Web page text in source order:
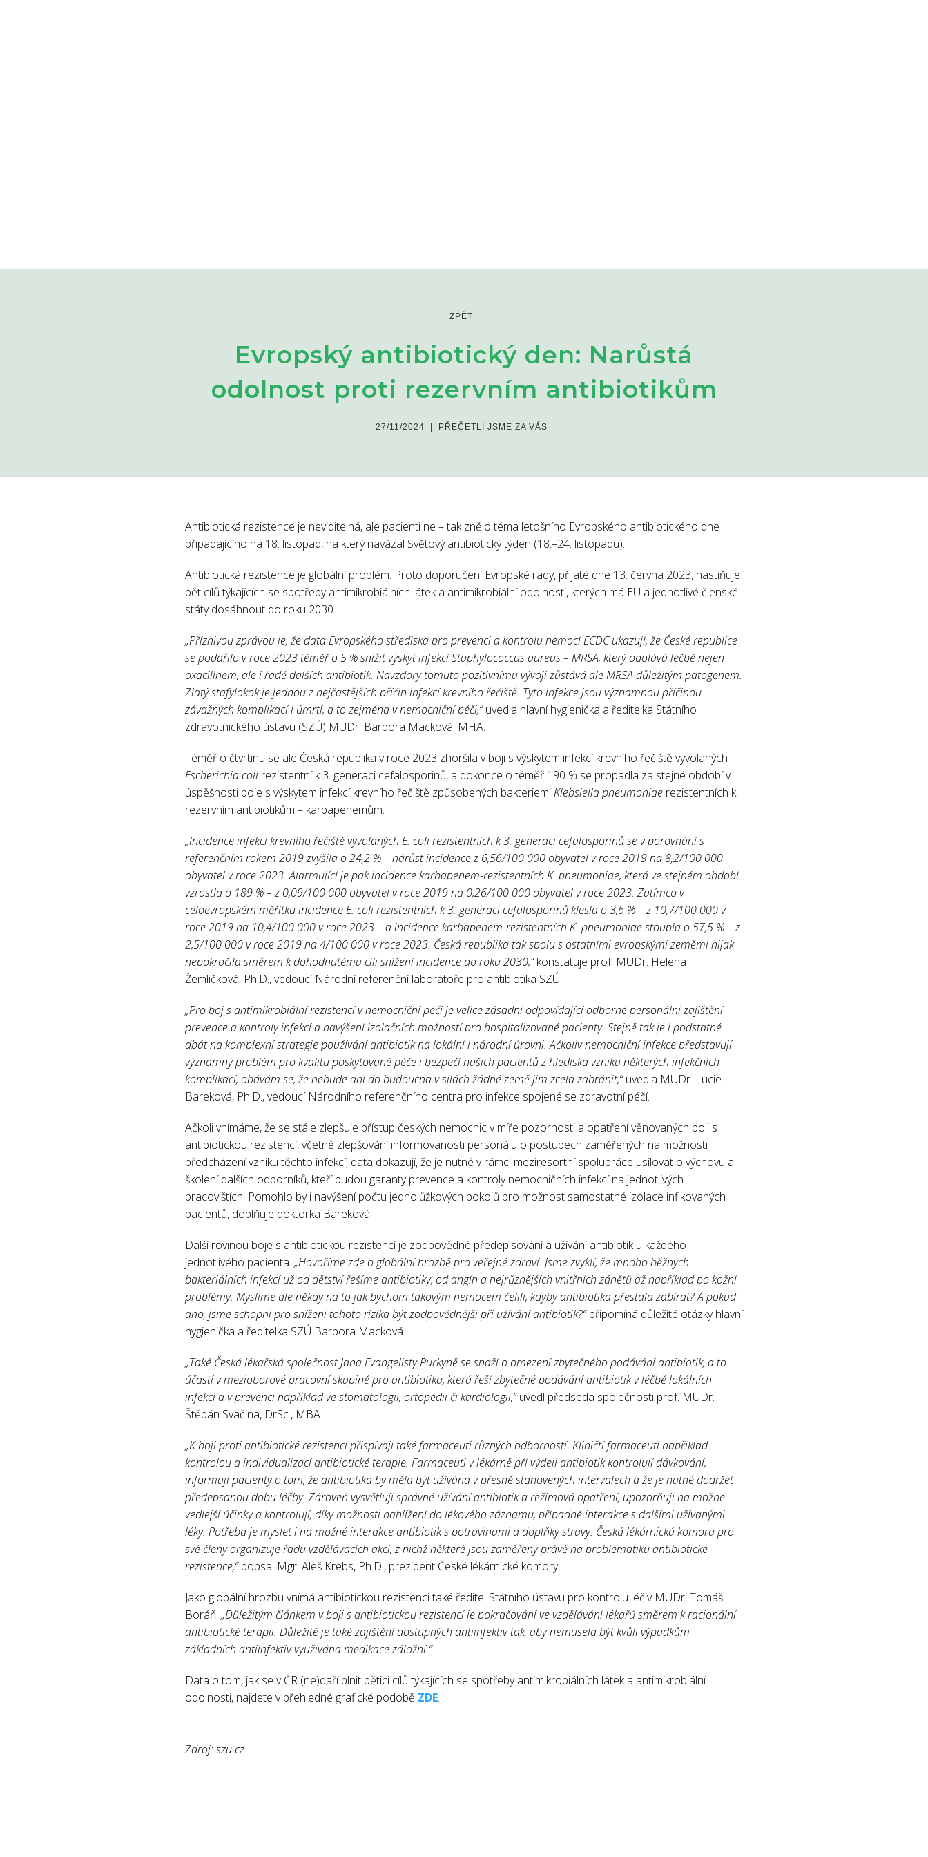
ZPĚT
Evropský antibiotický den: Narůstá
odolnost proti rezervním antibiotikům
27/11/2024 | PŘEČETLI JSME ZA VÁS
Antibiotická rezistence je neviditelná, ale pacienti ne – tak znělo téma letošního Evropského antibiotického dne
připadajícího na 18. listopad, na který navázal Světový antibiotický týden (18.–24. listopadu).
Antibiotická rezistence je globální problém. Proto doporučení Evropské rady, přijaté dne 13. června 2023, nastiňuje
pět cílů týkajících se spotřeby antimikrobiálních látek a antimikrobiální odolnosti, kterých má EU a jednotlivé členské
státy dosáhnout do roku 2030.
„Příznivou zprávou je, že data Evropského střediska pro prevenci a kontrolu nemocí ECDC ukazují, že České republice
se podařilo v roce 2023 téměř o 5 % snížit výskyt infekcí Staphylococcus aureus – MRSA, který odolává léčbě nejen
oxacilinem, ale i řadě dalších antibiotik. Navzdory tomuto pozitivnímu vývoji zůstává ale MRSA důležitým patogenem.
Zlatý stafylokok je jednou z nejčastějších příčin infekcí krevního řečiště. Tyto infekce jsou významnou příčinou
závažných komplikací i úmrtí, a to zejména v nemocniční péči,“uvedla hlavní hygienička a ředitelka Státního
zdravotnického ústavu (SZÚ) MUDr. Barbora Macková, MHA.
Téměř o čtvrtinu se ale Česká republika v roce 2023 zhoršila v boji s výskytem infekcí krevního řečiště vyvolaných
Escherichia colirezistentní k 3. generaci cefalosporinů, a dokonce o téměř 190 % se propadla za stejné období v
úspěšnosti boje s výskytem infekcí krevního řečiště způsobených bakteriemiKlebsiella pneumoniaerezistentních k
rezervním antibiotikům – karbapenemům.
„Incidence infekcí krevního řečiště vyvolaných E. coli rezistentních k 3. generaci cefalosporinů se v porovnání s
referenčním rokem 2019 zvýšila o 24,2 % – nárůst incidence z 6,56/100 000 obyvatel v roce 2019 na 8,2/100 000
obyvatel v roce 2023. Alarmující je pak incidence karbapenem-rezistentních K. pneumoniae, která ve stejném období
vzrostla o 189 % – z 0,09/100 000 obyvatel v roce 2019 na 0,26/100 000 obyvatel v roce 2023. Zatímco v
celoevropském měřítku incidence E. coli rezistentních k 3. generaci cefalosporinů klesla o 3,6 % – z 10,7/100 000 v
roce 2019 na 10,4/100 000 v roce 2023 – a incidence karbapenem-rezistentních K. pneumoniae stoupla o 57,5 % – z
2,5/100 000 v roce 2019 na 4/100 000 v roce 2023. Česká republika tak spolu s ostatními evropskými zeměmi nijak
nepokročila směrem k dohodnutému cíli snížení incidence do roku 2030,“konstatuje prof. MUDr. Helena
Žemličková, Ph.D., vedoucí Národní referenční laboratoře pro antibiotika SZÚ.
„Pro boj s antimikrobiální rezistencí v nemocniční péči je velice zásadní odpovídající odborné personální zajištění
prevence a kontroly infekcí a navýšení izolačních možností pro hospitalizované pacienty. Stejně tak je i podstatné
dbát na komplexní strategie používání antibiotik na lokální i národní úrovni. Ačkoliv nemocniční infekce představují
významný problém pro kvalitu poskytované péče i bezpečí našich pacientů z hlediska vzniku některých infekčních
komplikací, obávám se, že nebude ani do budoucna v silách žádné země jim zcela zabránit,“uvedla MUDr. Lucie
Bareková, Ph.D., vedoucí Národního referenčního centra pro infekce spojené se zdravotní péčí.
Ačkoli vnímáme, že se stále zlepšuje přístup českých nemocnic v míře pozornosti a opatření věnovaných boji s
antibiotickou rezistencí, včetně zlepšování informovanosti personálu o postupech zaměřených na možnosti
předcházení vzniku těchto infekcí, data dokazují, že je nutné v rámci meziresortní spolupráce usilovat o výchovu a
školení dalších odborníků, kteří budou garanty prevence a kontroly nemocničních infekcí na jednotlivých
pracovištích. Pomohlo by i navýšení počtu jednolůžkových pokojů pro možnost samostatné izolace infikovaných
pacientů, doplňuje doktorka Bareková.
Další rovinou boje s antibiotickou rezistencí je zodpovědné předepisování a užívání antibiotik u každého
jednotlivého pacienta. „Hovoříme zde o globální hrozbě pro veřejné zdraví. Jsme zvyklí, že mnoho běžných
bakteriálních infekcí už od dětství řešíme antibiotiky, od angín a nejrůznějších vnitřních zánětů až například po kožní
problémy. Myslíme ale někdy na to jak bychom takovým nemocem čelili, kdyby antibiotika přestala zabírat? A pokud
ano, jsme schopni pro snížení tohoto rizika být zodpovědnější při užívání antibiotik?“připomíná důležité otázky hlavní
hygienička a ředitelka SZÚ Barbora Macková.
„Také Česká lékařská společnost Jana Evangelisty Purkyně se snaží o omezení zbytečného podávání antibiotik, a to
účastí v mezioborové pracovní skupině pro antibiotika, která řeší zbytečné podávání antibiotik v léčbě lokálních
infekcí a v prevenci například ve stomatologii, ortopedii či kardiologii,“uvedl předseda společnosti prof. MUDr.
Štěpán Svačina, DrSc., MBA.
„K boji proti antibiotické rezistenci přispívají také farmaceuti různých odborností. Kliničtí farmaceuti například
kontrolou a individualizací antibiotické terapie. Farmaceuti v lékárně pří výdeji antibiotik kontrolují dávkování,
informují pacienty o tom, že antibiotika by měla být užívána v přesně stanovených intervalech a že je nutné dodržet
předepsanou dobu léčby. Zároveň vysvětlují správné užívání antibiotik a režimová opatření, upozorňují na možné
vedlejší účinky a kontrolují, díky možnosti nahlížení do lékového záznamu, případné interakce s dalšími užívanými
léky. Potřeba je myslet i na možné interakce antibiotik s potravinami a doplňky stravy. Česká lékárnická komora pro
své členy organizuje řadu vzdělávacích akcí, z nichž některé jsou zaměřeny právě na problematiku antibiotické
rezistence,“popsal Mgr. Aleš Krebs, Ph.D., prezident České lékárnické komory.
Jako globální hrozbu vnímá antibiotickou rezistenci také ředitel Státního ústavu pro kontrolu léčiv MUDr. Tomáš
Boráň: „Důležitým článkem v boji s antibiotickou rezistencí je pokračování ve vzdělávání lékařů směrem k racionální
antibiotické terapii. Důležité je také zajištění dostupných antiinfektiv tak, aby nemusela být kvůli výpadkům
základních antiinfektiv využívána medikace záložní.“
Data o tom, jak se v ČR (ne)daří plnit pětici cílů týkajících se spotřeby antimikrobiálních látek a antimikrobiální
odolnosti, najdete v přehledné grafické podobě ZDE.
Zdroj: szu.cz